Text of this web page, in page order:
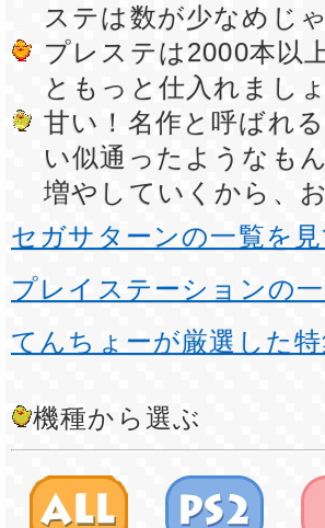
ステは数が少なめじ
プレステは2000本以
ともっと仕入れまし
甘い！名作と呼ばれ
い似通ったようなも
増やしていくから、
セガサターンの一覧を
プレイステーションの
てんちょーが厳選した特
機種から選ぶ